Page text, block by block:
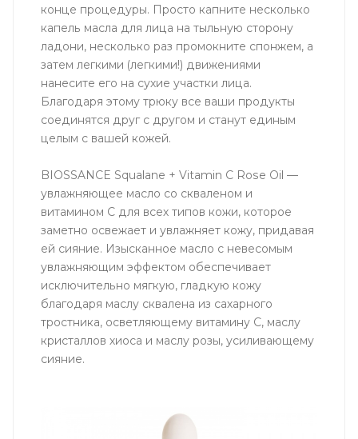
конце процедуры. Просто капните несколько
капель масла для лица на тыльную сторону
ладони, несколько раз промокните спонжем, а
затем легкими (легкими!) движениями
нанесите его на сухие участки лица.
Благодаря этому трюку все ваши продукты
соединятся друг с другом и станут единым
целым с вашей кожей.
BIOSSANCE Squalane + Vitamin C Rose Oil —
увлажняющее масло со скваленом и
витамином С для всех типов кожи, которое
заметно освежает и увлажняет кожу, придавая
ей сияние. Изысканное масло с невесомым
увлажняющим эффектом обеспечивает
исключительно мягкую, гладкую кожу
благодаря маслу сквалена из сахарного
тростника, осветляющему витамину С, маслу
кристаллов хиоса и маслу розы, усиливающему
сияние.